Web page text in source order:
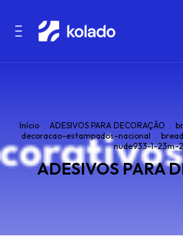
Início ADESIVOS PARA DECORAÇÃO
decoracao-estampados-nacional
nude933-1-23m-
ADESIVOS PARA